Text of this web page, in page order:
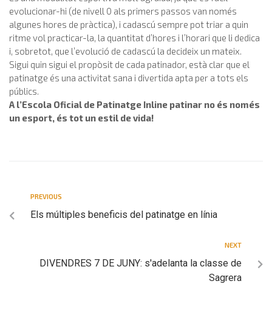
evolucionar-hi (de nivell 0 als primers passos van només
algunes hores de pràctica), i cadascú sempre pot triar a quin
ritme vol practicar-la, la quantitat d’hores i l’horari que li dedica
i, sobretot, que l’evolució de cadascú la decideix un mateix.
Sigui quin sigui el propòsit de cada patinador, està clar que el
patinatge és una activitat sana i divertida apta per a tots els
públics.
A l’Escola Oficial de Patinatge Inline patinar no és només
un esport, és tot un estil de vida!
PREVIOUS
Els múltiples beneficis del patinatge en línia
NEXT
DIVENDRES 7 DE JUNY: s'adelanta la classe de
Sagrera